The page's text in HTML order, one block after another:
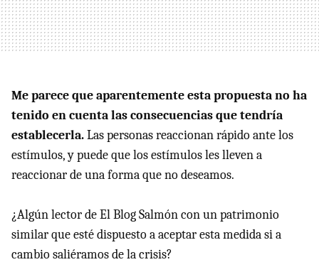
Me parece que aparentemente esta propuesta no ha
tenido en cuenta las consecuencias que tendría
establecerla.Las personas reaccionan rápido ante los
estímulos, y puede que los estímulos les lleven a
reaccionar de una forma que no deseamos.
¿Algún lector de El Blog Salmón con un patrimonio
similar que esté dispuesto a aceptar esta medida si a
cambio saliéramos de la crisis?